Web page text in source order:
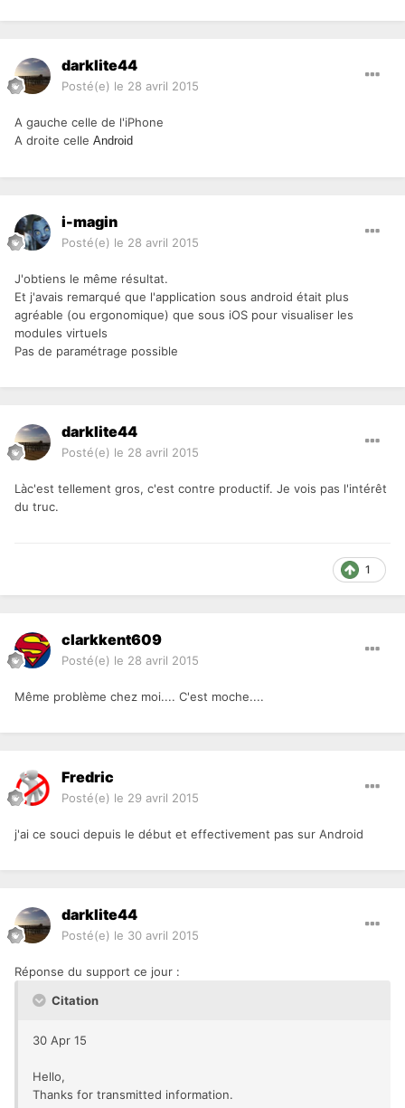
darklite44
Posté(e) le 28 avril 2015
A gauche celle de l'iPhone
A droite celle Android
i-magin
Posté(e) le 28 avril 2015
J'obtiens le même résultat.
Et j'avais remarqué que l'application sous android était plus
agréable (ou ergonomique) que sous iOS pour visualiser les
modules virtuels
Pas de paramétrage possible
darklite44
Posté(e) le 28 avril 2015
Làc'est tellement gros, c'est contre productif. Je vois pas l'intérêt
du truc.
1
clarkkent609
Posté(e) le 28 avril 2015
Même problème chez moi.... C'est moche....
Fredric
Posté(e) le 29 avril 2015
j'ai ce souci depuis le début et effectivement pas sur Android
darklite44
Posté(e) le 30 avril 2015
Réponse du support ce jour :
Citation
30 Apr 15
Hello,
Thanks for transmitted information.